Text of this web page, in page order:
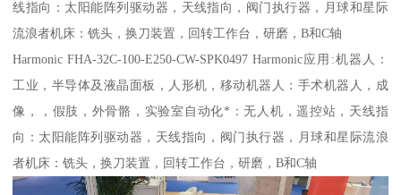
线指向：太阳能阵列驱动器，天线指向，阀门执行器，月球和星际
流浪者机床：铣头，换刀装置，回转工作台，研磨，B和C轴
Harmonic FHA-32C-100-E250-CW-SPK0497 Harmonic应用:机器人：
工业，半导体及液晶面板，人形机，移动机器人：手术机器人，成
像，，假肢，外骨骼，实验室自动化*：无人机，遥控站，天线指
向：太阳能阵列驱动器，天线指向，阀门执行器，月球和星际流浪
者机床：铣头，换刀装置，回转工作台，研磨，B和C轴